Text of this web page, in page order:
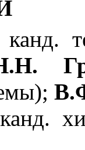
канд.
канд.